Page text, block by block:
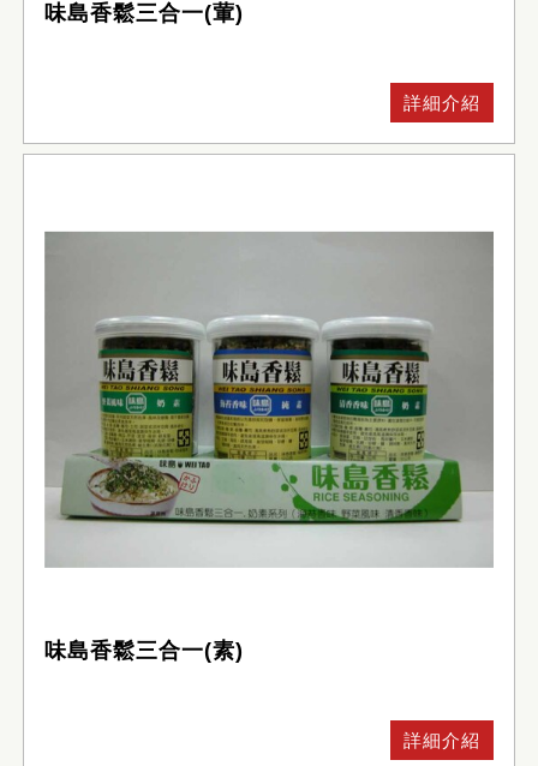
味島香鬆三合一(葷)
詳細介紹
味島香鬆三合一(素)
詳細介紹